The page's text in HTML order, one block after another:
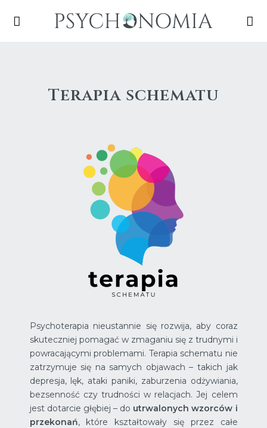
Terapia schematu
Psychoterapia nieustannie się rozwija, aby coraz
skuteczniej pomagać w zmaganiu się z trudnymi i
powracającymi problemami. Terapia schematu nie
zatrzymuje się na samych objawach – takich jak
depresja, lęk, ataki paniki, zaburzenia odżywiania,
bezsenność czy trudności w relacjach. Jej celem
jest dotarcie głębiej – do utrwalonych wzorców i
przekonań, które kształtowały się przez całe